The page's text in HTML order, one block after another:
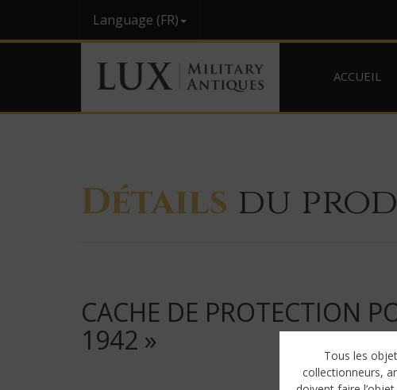
Language (FR)
ACCUEIL
Détails du
CACHE DE PROTECTION
1942 »
Tous les
collectionneurs,